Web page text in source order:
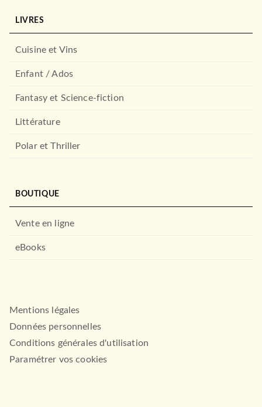
LIVRES
Cuisine et Vins
Enfant / Ados
Fantasy et Science-fiction
Littérature
Polar et Thriller
BOUTIQUE
Vente en ligne
eBooks
Mentions légales
Données personnelles
Conditions générales d'utilisation
Paramétrer vos cookies